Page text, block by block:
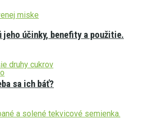
jeho účinky, benefity a použitie.
sa ich báť?